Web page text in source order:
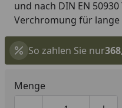
und nach DIN EN
Verchromung für lange
So zahlen Sie nur
Menge